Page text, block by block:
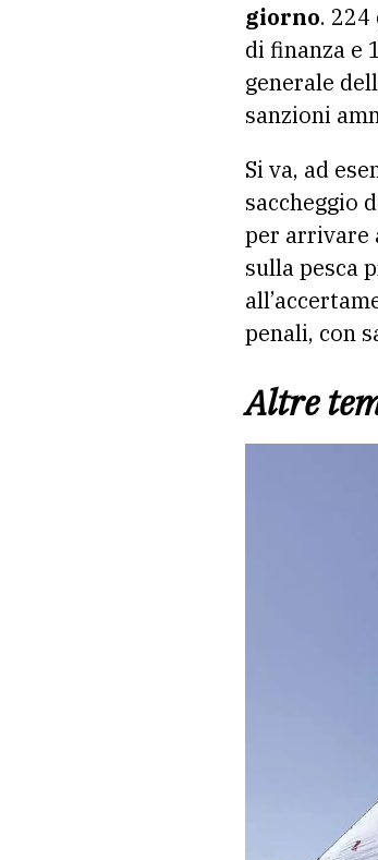
giorno.
di finanza e
generale
sanzioni
Si va, ad
saccheggio
per arrivare
sulla pesca
penali, con
Altre